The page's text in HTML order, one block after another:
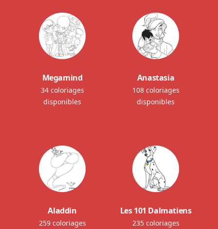
Megamind
34 coloriages
disponibles
Anastasia
108 coloriages
disponibles
Aladdin
259 coloriages
Les 101 Dalmatiens
235 coloriages